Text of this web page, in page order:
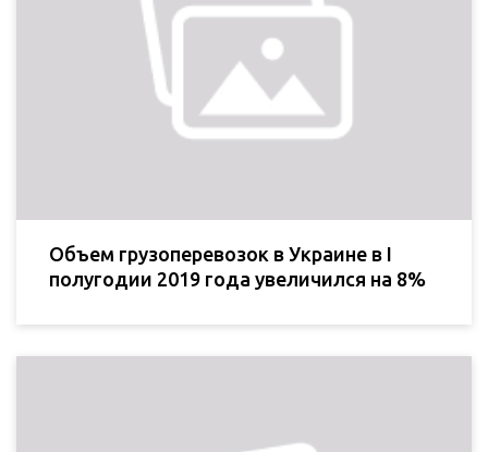
Объем грузоперевозок в Украине в I
полугодии 2019 года увеличился на 8%